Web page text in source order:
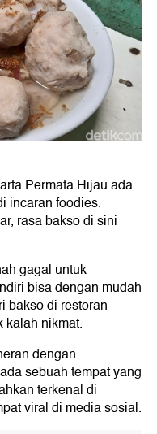
Permata Hijau ada
incaran foodies.
rasa bakso di sini
gagal untuk
bisa dengan mudah
bakso di restoran
kalah nikmat.
dengan
sebuah tempat yang
terkenal di
viral di media sosial.